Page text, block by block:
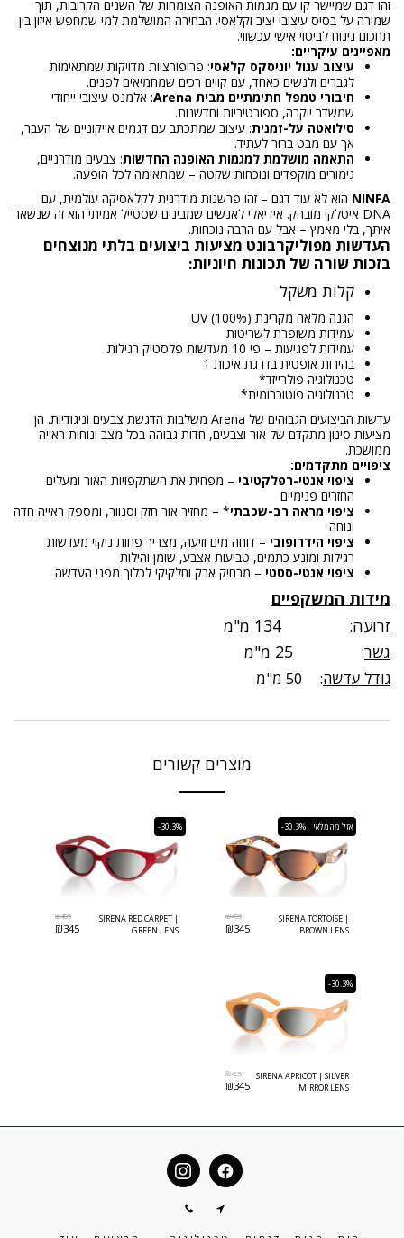
זהו דגם שמיישר קו עם מגמות האופנה הצומחות של השנים הקרובות, תוך
שמירה על בסיס עיצובי יציב וקלאסי. הבחירה המושלמת למי שמחפש איזון בין
תחכום נינוח לביטוי אישי עכשווי.
מאפיינים עיקריים:
עיצוב עגול יוניסקס קלאסי: פרופורציות מדויקות שמתאימות
לגברים ולנשים כאחד, עם קווים רכים שמחמיאים לפנים.
חיבורי טמפל חתימתיים מבית Arena
: אלמנט עיצובי ייחודי
שמשדר יוקרה, ספורטיביות וחדשנות.
סילואטה על-זמנית: עיצוב שמתכתב עם דגמים אייקוניים של העבר,
אך עם מבט ברור לעתיד.
התאמה מושלמת למגמות האופנה החדשות: צבעים מודרניים,
גימורים מוקפדים ונוכחות שקטה – שמתאימה לכל הופעה.
NINFA הוא לא עוד דגם – זהו פרשנות מודרנית לקלאסיקה עולמית, עם
DNA איטלקי מובהק. אידיאלי לאנשים שמבינים שסטייל אמיתי הוא זה שנשאר
איתך, בלי מאמץ – אבל עם הרבה נוכחות.
העדשות מפוליקרבונט מציעות ביצועים בלתי מנוצחים
בזכות שורה של תכונות חיוניות:
קלות משקל
הגנה מלאה מקרינת UV (100%)
עמידות משופרת לשריטות
עמידות לפגיעות – פי 10 מעדשות פלסטיק רגילות
בהירות אופטית בדרגת איכות 1
טכנולוגיה פולרייזד*
טכנולוגיה פוטוכרומית*
עדשות הביצועים הגבוהים של Arena משלבות הדגשת צבעים וניגודיות. הן
מציעות סינון מתקדם של אור וצבעים, חדות גבוהה בכל מצב ונוחות ראייה
ממושכת.
ציפויים מתקדמים:
ציפוי אנטי-רפלקטיבי – מפחית את השתקפויות האור ומעלים
החזרים פנימיים
ציפוי מראה רב-שכבתי* – מחזיר אור חזק וסנוור, ומספק ראייה חדה
ונוחה
ציפוי הידרופובי – דוחה מים וזיעה, מצריך פחות ניקוי מעדשות
רגילות ומונע כתמים, טביעות אצבע, שומן והילות
ציפוי אנטי-סטטי – מרחיק אבק וחלקיקי לכלוך מפני העדשה
מידות המשקפיים
זרועה: 134 מ"מ
גשר: 25 מ"מ
גודל עדשה: 50 מ"מ
מוצרים קשורים
אזל מהמלאי -30.3%
SIRENA TORTOISE |
BROWN LENS
₪495
₪345
-30.3%
SIRENA RED CARPET |
GREEN LENS
₪495
₪345
-30.3%
SIRENA APRICOT | SILVER
MIRROR LENS
₪495
₪345